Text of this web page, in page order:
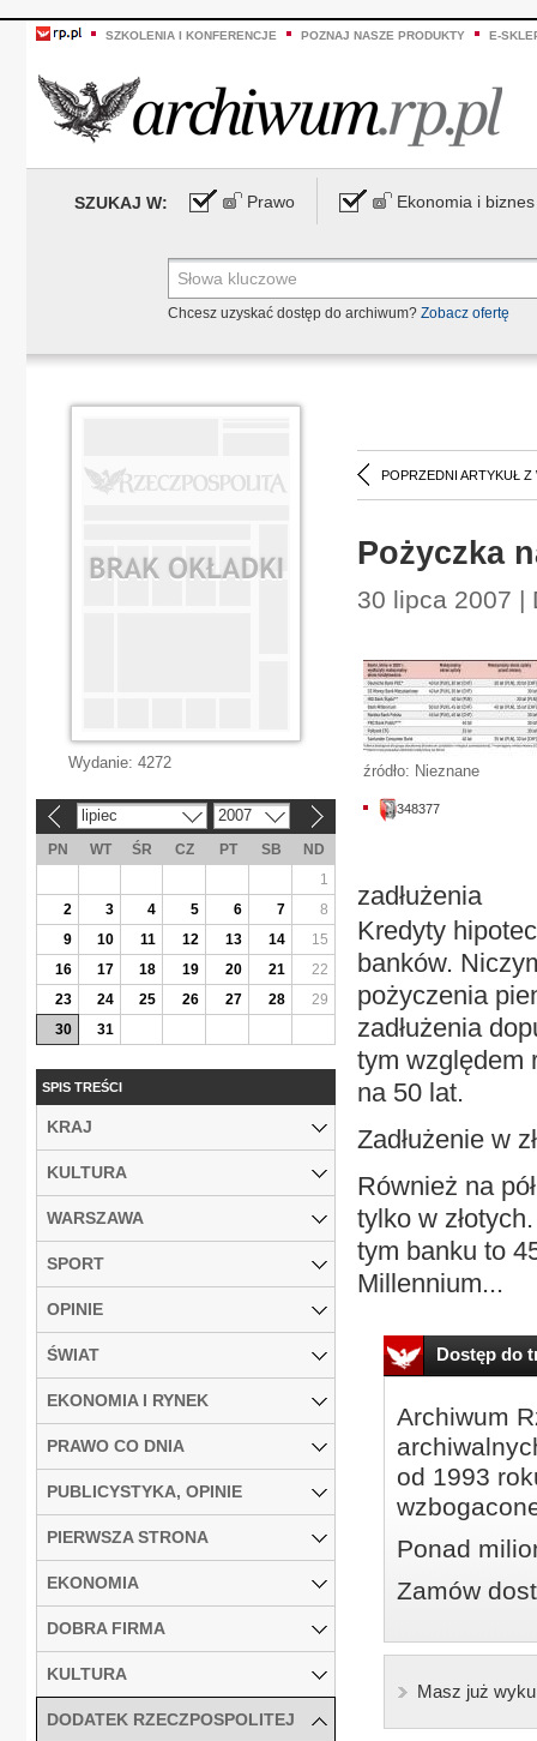
SZKOLENIA I KONFERENCJE POZNAJ NASZE PRODUKTY E-
SZUKAJ W: Prawo Ekonomia i biznes
Chcesz uzyskać dostęp do archiwum? Zobacz ofertę
POPRZEDNI ARTYKUŁ Z
Pożyczka
30 lipca 2007 |
źródło: Nieznane
348377
zadłużenia
Kredyty
banków.
pożyczenia
zadłużenia
tym względem
na 50 lat.
Zadłużenie w
Również na
tylko w
tym banku to
Millennium...
Dostęp do
Archiwum
od 1993
Ponad
Zamów
Masz już
Wydanie: 4272
lipiec 2007
PN WT ŚR CZ PT SB
ND
1
2
3 4 5 6 7
8
9
10 11 12 13 14
15
16
17 18 19 20 21
22
23
24 25 26 27 28
29
30
31
SPIS TREŚCI
KRAJ
KULTURA
WARSZAWA
SPORT
OPINIE
ŚWIAT
EKONOMIA I RYNEK
PRAWO CO DNIA
PUBLICYSTYKA, OPINIE
PIERWSZA STRONA
EKONOMIA
DOBRA FIRMA
KULTURA
DODATEK RZECZPOSPOLITEJ